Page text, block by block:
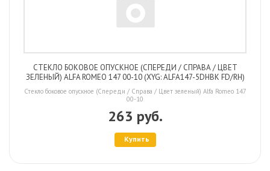
СТЕКЛО БОКОВОЕ ОПУСКНОЕ (СПЕРЕДИ / СПРАВА / ЦВЕТ
ЗЕЛЕНЫЙ) ALFA ROMEO 147 00-10 (XYG: ALFA147-5DHBK FD/RH)
Стекло боковое опускное (Спереди / Справа / Цвет зеленый) Alfa Romeo 147
00-10
263 руб.
Купить